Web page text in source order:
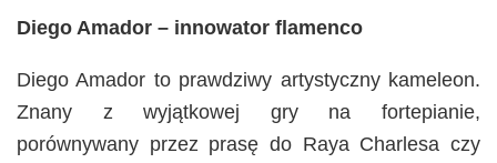
Diego Amador – innowator flamenco
Diego Amador to prawdziwy artystyczny kameleon.
Znany z wyjątkowej gry na fortepianie,
porównywany przez prasę do Raya Charlesa czy